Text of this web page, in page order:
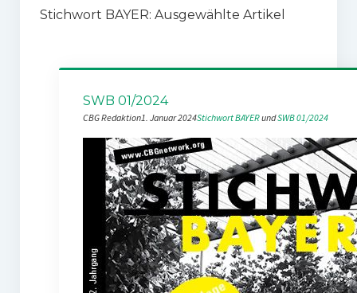
Stichwort BAYER: Ausgewählte Artikel
SWB 01/2024
CBG Redaktion1. Januar 2024Stichwort BAYER und SWB 01/2024